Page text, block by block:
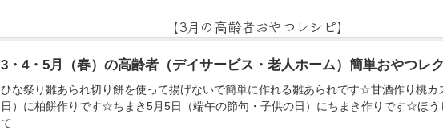
【3月の高齢者おやつレシピ】
3・4・5月（春）の高齢者（デイサービス・老人ホーム）簡単おやつレ
ひな祭り雛あられ切り餅を使って揚げないで簡単に作れる雛あられです☆甘酒作り桃
日）に柏餅作りです☆ちまき5月5日（端午の節句・子供の日）にちまき作りです☆ほう
て